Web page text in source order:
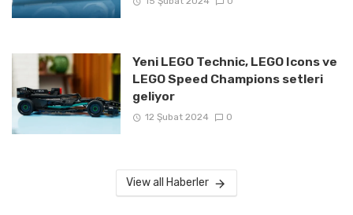
Yeni LEGO Technic, LEGO Icons ve
LEGO Speed Champions setleri
geliyor
12 Şubat 2024 0
View all Haberler